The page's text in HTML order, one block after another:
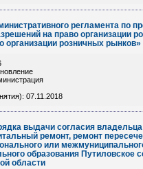
регламента по
на право организации
организации розничных рынков»
07.11.2018
выдачи согласия
ремонт, ремонт
или
образования Путиловское
области